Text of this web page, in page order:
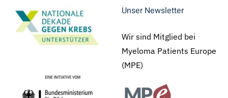
Unser Newsletter
Wir sind Mitglied bei
Myeloma Patients Europe
(MPE)